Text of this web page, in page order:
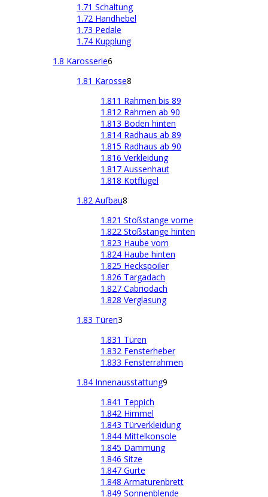
1.71 Schaltung
1.72 Handhebel
1.73 Pedale
1.74 Kupplung
1.8 Karosserie6
1.81 Karosse8
1.811 Rahmen bis 89
1.812 Rahmen ab 90
1.813 Boden hinten
1.814 Radhaus ab 89
1.815 Radhaus ab 90
1.816 Verkleidung
1.817 Aussenhaut
1.818 Kotflügel
1.82 Aufbau8
1.821 Stoßstange vorne
1.822 Stoßstange hinten
1.823 Haube vorn
1.824 Haube hinten
1.825 Heckspoiler
1.826 Targadach
1.827 Cabriodach
1.828 Verglasung
1.83 Türen3
1.831 Türen
1.832 Fensterheber
1.833 Fensterrahmen
1.84 Innenausstattung9
1.841 Teppich
1.842 Himmel
1.843 Türverkleidung
1.844 Mittelkonsole
1.845 Dämmung
1.846 Sitze
1.847 Gurte
1.848 Armaturenbrett
1.849 Sonnenblende